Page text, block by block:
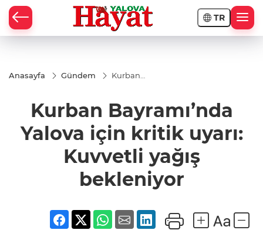
TR
Anasayfa Gündem
Kurban
kritik uyarı:
Kuvvetli
bekleniyor
Kurban Bayramı’nda
Yalova için kritik uyarı:
Kuvvetli yağış
bekleniyor